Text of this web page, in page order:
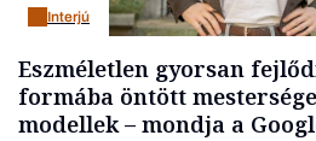
Interjú
Eszméletlen gyorsan
formába öntött
modellek – mondja a